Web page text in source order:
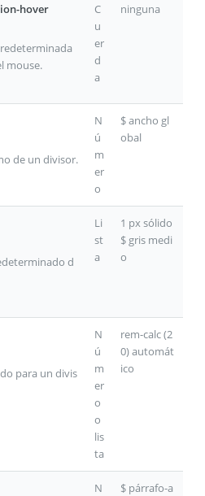
hover
mouse.
C
u
er
d
a
ninguna
de un divisor.
N
ú
m
er
o
$ ancho gl
obal
d
Li
st
a
1 px sólido
$ gris medi
o
para un divis
N
ú
m
er
o
o
lis
ta
rem-calc (2
0) automát
ico
N
$ párrafo-a